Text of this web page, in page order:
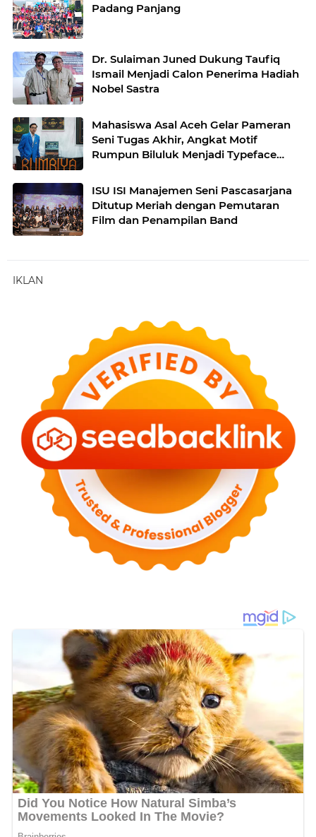
Padang Panjang
Dr. Sulaiman Juned Dukung Taufiq
Ismail Menjadi Calon Penerima Hadiah
Nobel Sastra
Mahasiswa Asal Aceh Gelar Pameran
Seni Tugas Akhir, Angkat Motif
Rumpun Biluluk Menjadi Typeface
ISU ISI Manajemen Seni Pascasarjana
Ditutup Meriah dengan Pemutaran
Film dan Penampilan Band
IKLAN